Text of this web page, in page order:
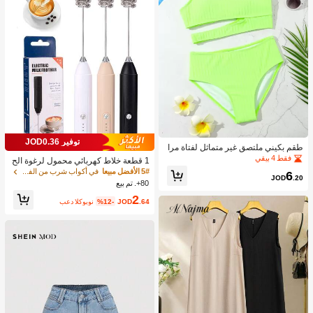
طقم بكيني ملتصق غير متماثل لفتاة مرا
هقة شاطئ صيفي
فقط 4 بيقي
JOD6.20
توفير JOD0.36
1 قطعة خلاط كهربائي محمول لرغوة الح
ليب، رغاية الحليب القابلة للشحن - شحن
USB، 3 سرعات، خلاط حليب كهربائي ص
غير، مناسب للقهوة/اللاتيه/الكابتشينو/الش
وكولاتة الساخنة/البيض
5# الأفضل مبيعا
في أكواب شرب من الفولاذ المقاوم للصدأ جهاز رغوة ال
80+. تم بيع
JOD2.64
%12- بعد الكوبون